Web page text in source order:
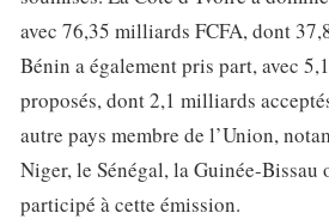
avec 76,35 milliards FCFA, dont
Bénin a également pris part, avec
proposés, dont 2,1 milliards
autre pays membre de l’Union,
Niger, le Sénégal, la Guinée-Bissau
participé à cette émission.